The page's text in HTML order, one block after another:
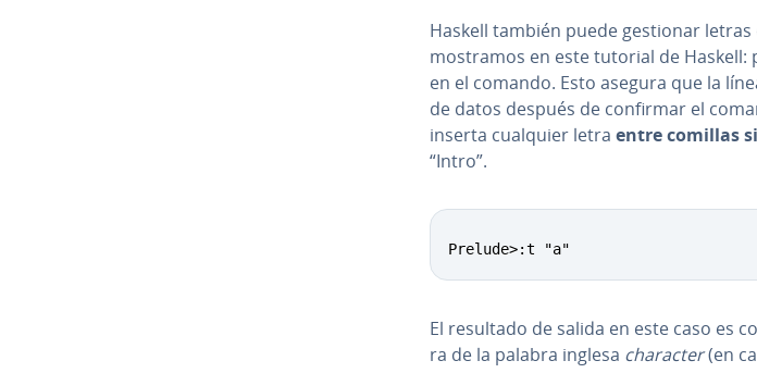
Haskell también puede gestionar
mostramos en este tutorial de Haskell:
en el comando. Esto asegura que la
de datos después de confirmar el
inserta cualquier letra entre comillas
“Intro”.
Prelude>:t "a"
El resultado de salida en este caso es
ra de la palabra inglesa character(en